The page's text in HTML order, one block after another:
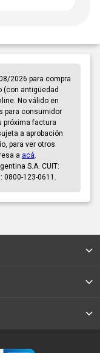
2026 para compra
(con antigüedad
No válido en
para consumidor
próxima factura
a aprobación
para ver otros
a acá
S.A. CUIT:
0800-123-0611.